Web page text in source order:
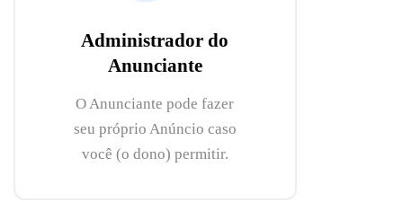
Administrador do
Anunciante
O Anunciante pode fazer
seu próprio Anúncio caso
você (o dono) permitir.